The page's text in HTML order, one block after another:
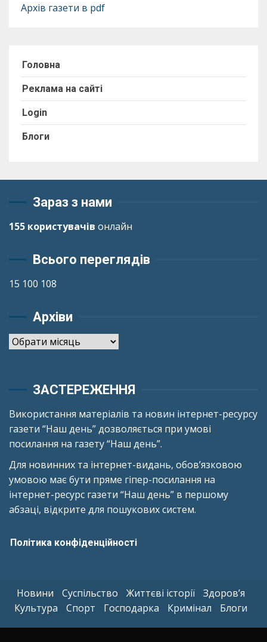
Архів газети в pdf
Головна
Реклама на сайті
Login
Блоги
Зараз з нами
155 користувачів онлайн
Всього переглядів
15 100 108
Архіви
Архіви
ЗАСТЕРЕЖЕННЯ
Використання матеріалів та новин інтернет-ресурсу
газети “Наш день” дозволяється при умові
посилання на газету “Наш день”.
Для новинних та інтернет-видань, обов’язковою
умовою має бути пряме гіпер-посилання на
інтернет-ресурс газети “Наш день” в першому
абзаці, відкрите для пошукових систем.
Політика конфіденційності
Новини Суспільство Життєві історії
Здоров’я
Культура
Спорт Господарка Кримінал Блоги